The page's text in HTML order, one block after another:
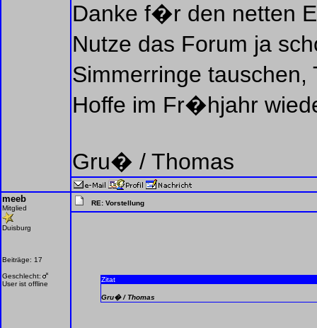
Danke f�r den netten
Nutze das Forum ja
Simmerringe
Hoffe im Fr�hjahr
Gru� / Thomas
meeb
Mitglied
Duisburg
Beiträge: 17
Geschlecht:
User ist offline
RE: Vorstellung
Zitat
Gru� / Thomas